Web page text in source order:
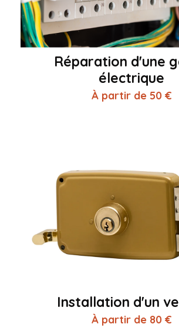
Réparation d'une
électrique
À partir de 50 €
Installation d'un
À partir de 80 €